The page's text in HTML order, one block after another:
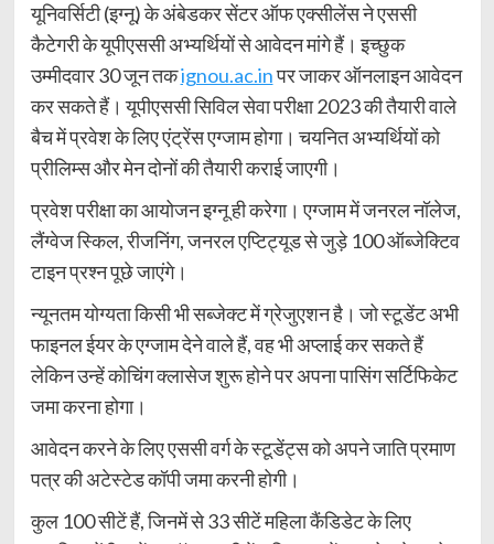
यूनिवर्सिटी (इग्नू) के अंबेडकर सेंटर ऑफ एक्सीलेंस ने एससी
कैटेगरी के यूपीएससी अभ्यर्थियों से आवेदन मांगे हैं। इच्छुक
उम्मीदवार 30 जून तकignou.ac.inपर जाकर ऑनलाइन आवेदन
कर सकते हैं। यूपीएससी सिविल सेवा परीक्षा 2023 की तैयारी वाले
बैच में प्रवेश के लिए एंट्रेंस एग्जाम होगा। चयनित अभ्यर्थियों को
प्रीलिम्स और मेन दोनों की तैयारी कराई जाएगी।
प्रवेश परीक्षा का आयोजन इग्नू ही करेगा। एग्जाम में जनरल नॉलेज,
लैंग्वेज स्किल, रीजनिंग, जनरल एप्टिट्यूड से जुड़े 100 ऑब्जेक्टिव
टाइन प्रश्न पूछे जाएंगे।
न्यूनतम योग्यता किसी भी सब्जेक्ट में ग्रेजुएशन है। जो स्टूडेंट अभी
फाइनल ईयर के एग्जाम देने वाले हैं, वह भी अप्लाई कर सकते हैं
लेकिन उन्हें कोचिंग क्लासेज शुरू होने पर अपना पासिंग सर्टिफिकेट
जमा करना होगा।
आवेदन करने के लिए एससी वर्ग के स्टूडेंट्स को अपने जाति प्रमाण
पत्र की अटेस्टेड कॉपी जमा करनी होगी।
कुल 100 सीटें हैं, जिनमें से 33 सीटें महिला कैंडिडेट के लिए